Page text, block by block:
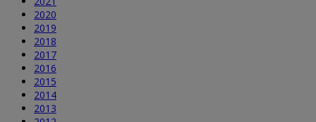
2020
2019
2018
2017
2016
2015
2014
2013